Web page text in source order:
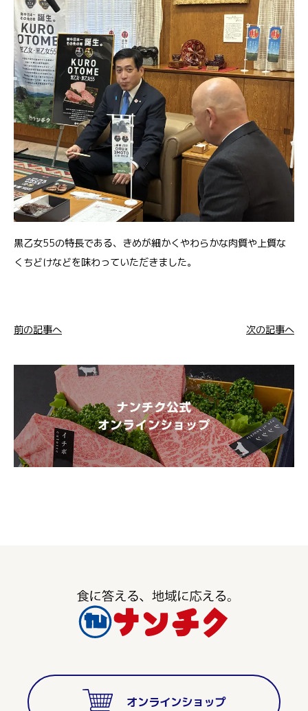
黒乙女55の特長である、きめが細かくやわらかな肉質や上質な
くちどけなどを味わっていただきました。
前の記事へ 次の記事へ
オンラインショップ